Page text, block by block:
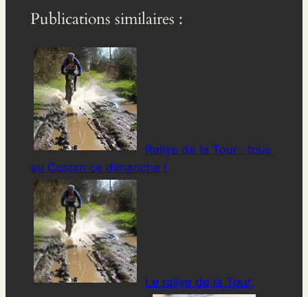
Publications similaires :
Rallye de la Tour : tous
au Cosom ce dimanche !
Le rallye de la Tour,